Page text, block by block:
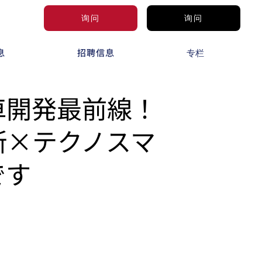
询问 询问
招聘信息 专栏
発最前線！
×テクノスマ